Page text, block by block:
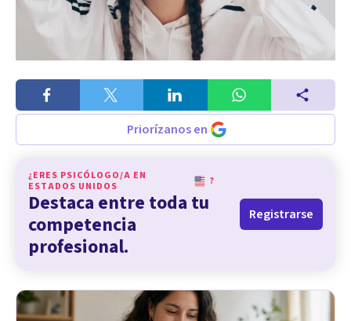
Priorízanos en
¿ERES PSICÓLOGO/A EN
ESTADOS UNIDOS
?
Destaca entre toda tu
competencia
profesional.
Registrarse